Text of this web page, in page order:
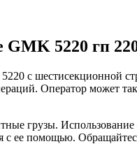
GMK 5220 гп
с шестисекционной
Оператор может
грузы.
с ее помощью.